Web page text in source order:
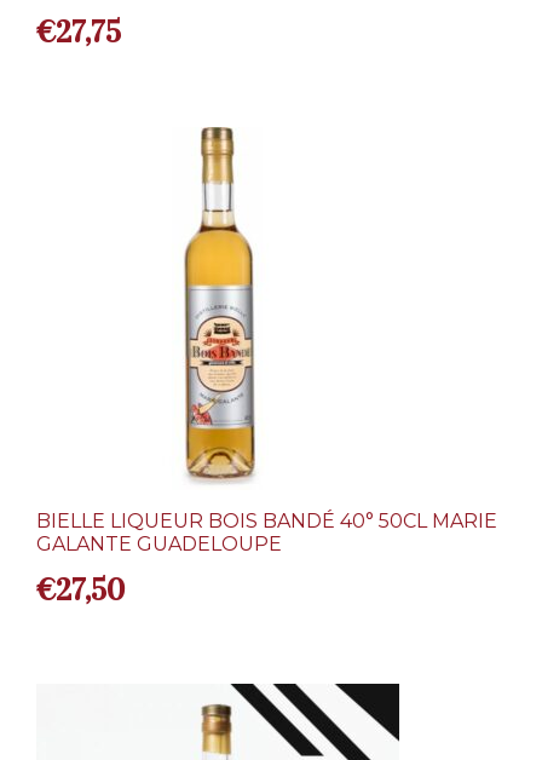
€27,75
BIELLE LIQUEUR BOIS BANDÉ 40° 50CL MARIE
GALANTE GUADELOUPE
€27,50